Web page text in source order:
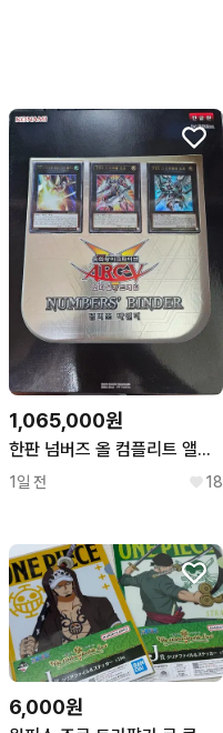
1,065,000원
한판 넘버즈 올 컴플리트 앨범 팝니다(배송비 무료)
1일 전 18
6,000원